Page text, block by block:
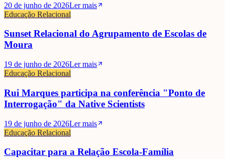
20 de junho de 2026Ler mais
Educação Relacional
Sunset Relacional do Agrupamento de Escolas de
Moura
19 de junho de 2026Ler mais
Educação Relacional
Rui Marques participa na conferência "Ponto de
Interrogação" da Native Scientists
19 de junho de 2026Ler mais
Educação Relacional
Capacitar para a Relação Escola-Família